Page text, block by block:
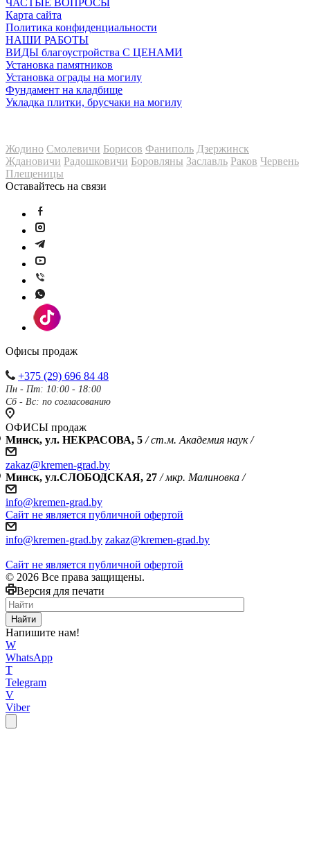
Карта сайта
Политика конфиденциальности
НАШИ РАБОТЫ
ВИДЫ благоустройства С ЦЕНАМИ
Установка памятников
Установка ограды на могилу
Фундамент на кладбище
Укладка плитки, брусчаки на могилу
Жодино Смолевичи Борисов Фаниполь Дзержинск
Ждановичи Радошковичи Боровляны Заславль Раков Червень
Плещеницы
Оставайтесь на связи
Офисы продаж
+375 (29) 696 84 48
Пн - Пт: 10:00 - 18:00
Сб - Вс: по согласованию
ОФИСЫ продаж
Минск, ул. НЕКРАСОВА, 5 / ст.м. Академия наук /
zakaz@kremen-grad.by
Минск, ул.СЛОБОДСКАЯ, 27 / мкр. Малиновка /
info@kremen-grad.by
Сайт не является публичной офертой
info@kremen-grad.by zakaz@kremen-grad.by
Сайт не является публичной офертой
© 2026 Все права защищены.
Версия для печати
Найти
Напишите нам!
W
WhatsApp
T
Telegram
V
Viber